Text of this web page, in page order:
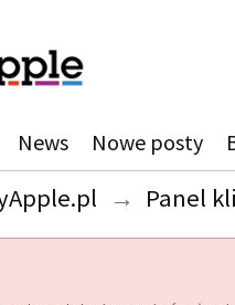
News Nowe posty
→ Panel